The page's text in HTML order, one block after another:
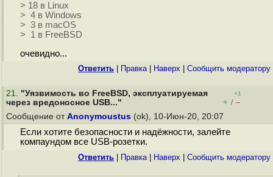
> 18 в Linux
> 4 в Windows
> 3 в macOS
> 1 в FreeBSD
очевидно...
Ответить Правка| Наверх Cообщить модератору
21. "Уязвимость во FreeBSD, эксплуатируемая
через вредоносное USB..."
+1
+ / –
Сообщение от Anonymoustus (ok), 10-Июн-20, 20:07
Если хотите безопасности и надёжности, залейте
компаундом все USB-розетки.
Ответить Правка| Наверх Cообщить модератору